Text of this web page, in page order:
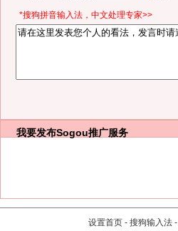
*搜狗拼音输入法，中文处理专家>>
我要发布Sogou推广服务
设置首页 - 搜狗输入法 -